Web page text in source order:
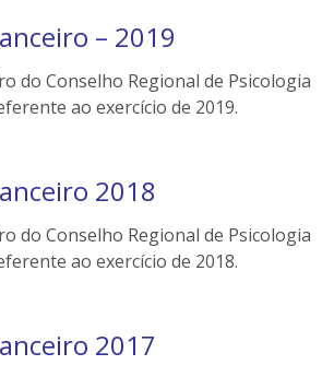
– 2019
do Conselho Regional de Psicologia
ao exercício de 2019.
2018
do Conselho Regional de Psicologia
ao exercício de 2018.
2017